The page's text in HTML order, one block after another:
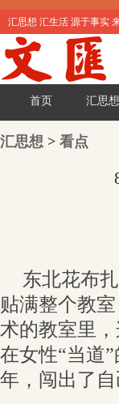
汇思想 汇生活 源于事实
首页 汇思想
汇思想 > 看点
东北花布
贴满整个教
术的教室里
在女性“当道
年，闯出了自